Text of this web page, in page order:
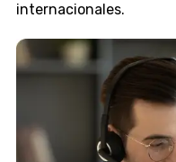
internacionales.